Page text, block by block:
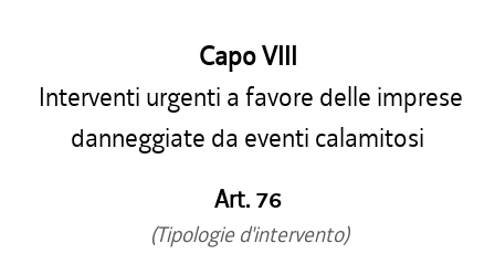
Capo VIII
Interventi urgenti a favore delle imprese
danneggiate da eventi calamitosi
Art. 76
(Tipologie d'intervento)